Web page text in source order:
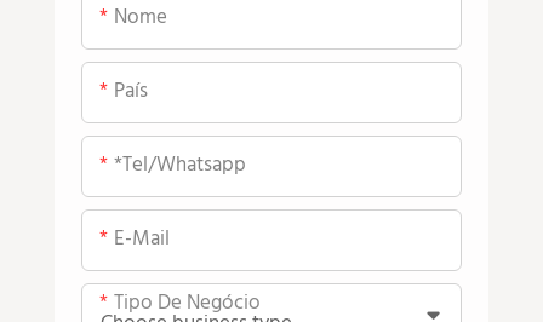
Nome
País
*tel/whatsapp
E-Mail
Tipo De Negócio